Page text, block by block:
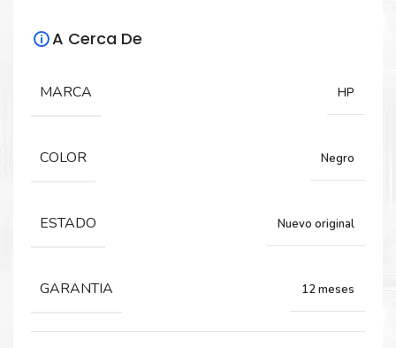
A Cerca De
MARCA HP
COLOR Negro
ESTADO Nuevo original
GARANTIA 12 meses